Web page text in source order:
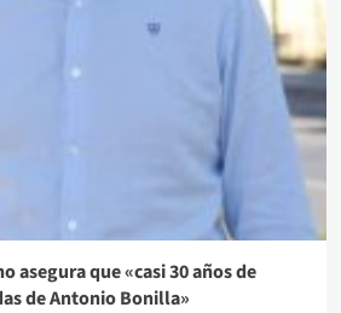
asegura que «casi 30 años de
de Antonio Bonilla»